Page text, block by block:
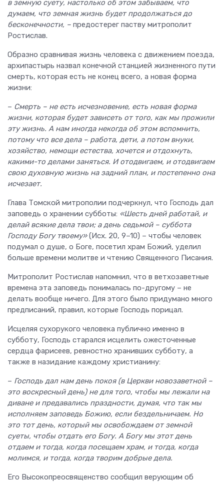
в земную суету, настолько об этом забываем, что
думаем, что земная жизнь будет продолжаться до
бесконечности, – предостерег паству митрополит
Ростислав.
Образно сравнивая жизнь человека с движением поезда,
архипастырь назвал конечной станцией жизненного пути
смерть, которая есть не конец всего, а новая форма
жизни:
– Смерть – не есть исчезновение, есть новая форма
жизни, которая будет зависеть от того, как мы прожили
эту жизнь. А нам иногда некогда об этом вспомнить,
потому что все дела – работа, дети, а потом внуки,
хозяйство, немощи естества, хочется и отдохнуть,
какими-то делами заняться. И отодвигаем, и отодвигаем
свою духовную жизнь на задний план, и постепенно она
исчезает.
Глава Томской митрополии подчеркнул, что Господь дал
заповедь о хранении субботы: «Шесть дней работай, и
делай всякие дела твои; а день седьмой – суббота
Господу Богу твоему»(Исх. 20, 9–10) – чтобы человек
подумал о душе, о Боге, посетил храм Божий, уделил
больше времени молитве и чтению Священного Писания.
Митрополит Ростислав напомнил, что в ветхозаветные
времена эта заповедь понималась по-другому – не
делать вообще ничего. Для этого было придумано много
предписаний, правил, которые Господь порицал.
Исцеляя сухорукого человека публично именно в
субботу, Господь старался исцелить ожесточенные
сердца фарисеев, ревностно хранивших субботу, а
также в назидание каждому христианину:
– Господь дал нам день покоя (в Церкви новозаветной –
это воскресный день) не для того, чтобы мы лежали на
диване и предавались праздности, думая, что так мы
исполняем заповедь Божию, если бездельничаем. Но
это тот день, который мы освобождаем от земной
суеты, чтобы отдать его Богу. А Богу мы этот день
отдаем и тогда, когда посещаем храм, и тогда, когда
молимся, и тогда, когда творим добрые дела.
Его Высокопреосвященство сообщил верующим об